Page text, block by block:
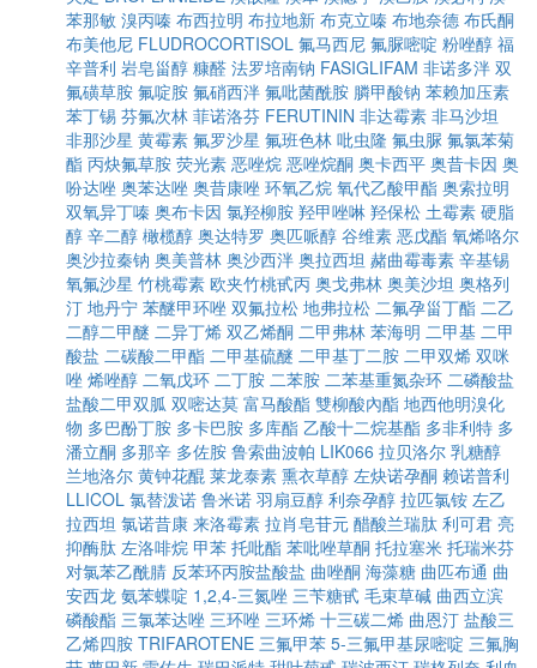
苯那敏 溴丙嗪 布西拉明 布拉地新 布克立嗪 布地奈德 布氏酮
布美他尼 FLUDROCORTISOL 氟马西尼 氟脲嘧啶 粉唑醇 福
辛普利 岩皂甾醇 糠醛 法罗培南钠 FASIGLIFAM 非诺多泮 双
氟磺草胺 氟啶胺 氟硝西泮 氟吡菌酰胺 膦甲酸钠 苯赖加压素
苯丁锡 芬氟次林 菲诺洛芬 FERUTININ 非达霉素 非马沙坦
非那沙星 黄霉素 氟罗沙星 氟班色林 吡虫隆 氟虫脲 氟氯苯菊
酯 丙炔氟草胺 荧光素 恶唑烷 恶唑烷酮 奥卡西平 奥昔卡因 奥
吩达唑 奥苯达唑 奥昔康唑 环氧乙烷 氧代乙酸甲酯 奥索拉明
双氧异丁嗪 奥布卡因 氯羟柳胺 羟甲唑啉 羟保松 土霉素 硬脂
醇 辛二醇 橄榄醇 奥达特罗 奥匹哌醇 谷维素 恶戊酯 氧烯咯尔
奥沙拉秦钠 奥美普林 奥沙西泮 奥拉西坦 赭曲霉毒素 辛基锡
氧氟沙星 竹桃霉素 欧夹竹桃甙丙 奥戈弗林 奥美沙坦 奥格列
汀 地丹宁 苯醚甲环唑 双氟拉松 地弗拉松 二氟孕甾丁酯 二乙
二醇二甲醚 二异丁烯 双乙烯酮 二甲弗林 苯海明 二甲基 二甲
酸盐 二碳酸二甲酯 二甲基硫醚 二甲基丁二胺 二甲双烯 双咪
唑 烯唑醇 二氧戊环 二丁胺 二苯胺 二苯基重氮杂环 二磷酸盐
盐酸二甲双胍 双嘧达莫 富马酸酯 雙柳酸內酯 地西他明溴化
物 多巴酚丁胺 多卡巴胺 多库酯 乙酸十二烷基酯 多非利特 多
潘立酮 多那辛 多佐胺 鲁索曲波帕 LIK066 拉贝洛尔 乳糖醇
兰地洛尔 黄钟花醌 莱龙泰素 熏衣草醇 左炔诺孕酮 赖诺普利
LLICOL 氯替泼诺 鲁米诺 羽扇豆醇 利奈孕醇 拉匹氯铵 左乙
拉西坦 氯诺昔康 来洛霉素 拉肖皂苷元 醋酸兰瑞肽 利可君 亮
抑酶肽 左洛啡烷 甲苯 托吡酯 苯吡唑草酮 托拉塞米 托瑞米芬
对氯苯乙酰腈 反苯环丙胺盐酸盐 曲唑酮 海藻糖 曲匹布通 曲
安西龙 氨苯蝶啶 1,2,4-三氮唑 三苄糖甙 毛束草碱 曲西立滨
磷酸酯 三氯苯达唑 三环唑 三环烯 十三碳二烯 曲恩汀 盐酸三
乙烯四胺 TRIFAROTENE 三氟甲苯 5-三氟甲基尿嘧啶 三氟胸